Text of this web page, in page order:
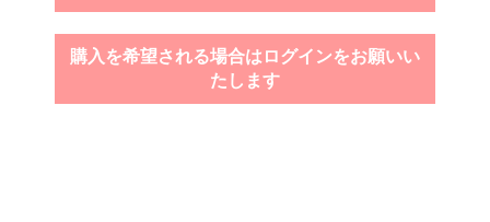
購入を希望される場合はログインをお願いい
たします